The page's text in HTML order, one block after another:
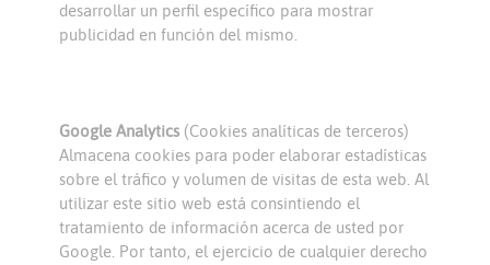
desarrollar un perfil específico para mostrar
publicidad en función del mismo.
Google Analytics (Cookies analíticas de terceros)
Almacena cookies para poder elaborar estadísticas
sobre el tráfico y volumen de visitas de esta web. Al
utilizar este sitio web está consintiendo el
tratamiento de información acerca de usted por
Google. Por tanto, el ejercicio de cualquier derecho